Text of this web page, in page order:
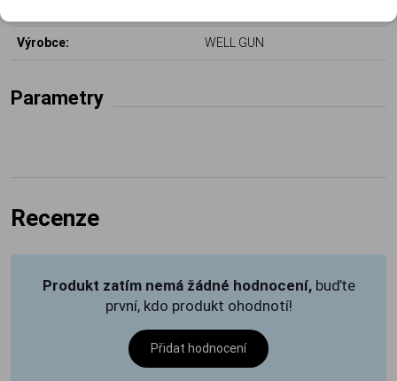
Výrobce: WELL GUN
Parametry
Recenze
Produkt zatím nemá žádné hodnocení, buďte
první, kdo produkt ohodnotí!
Přidat hodnocení